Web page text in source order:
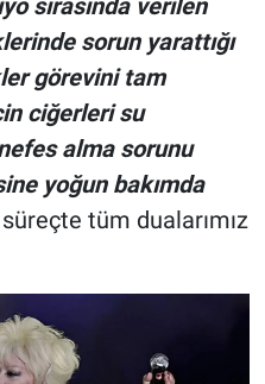
sırasında verilen
sorun yarattığı
görevini tam
ciğerleri su
alma sorunu
yoğun bakımda
tüm dualarımız